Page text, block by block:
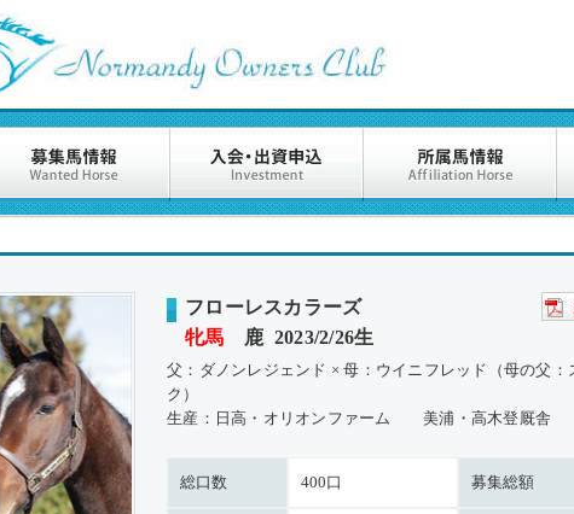
フローレスカラーズ
牝馬 鹿 2023/2/26生
父：ダノンレジェンド × 母：ウイニフレッド（母の父：
ク）
生産：日高・オリオンファーム 美浦・高木登厩舎
総口数 400口 募集総額